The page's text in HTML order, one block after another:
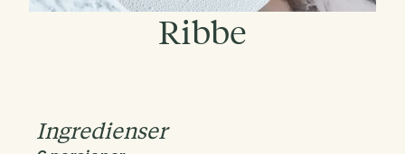
Ribbe
Ingredienser